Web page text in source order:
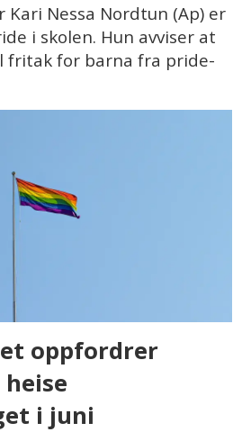
Kari Nessa Nordtun (Ap) er
i skolen. Hun avviser at
for barna fra pride-
oppfordrer
i juni